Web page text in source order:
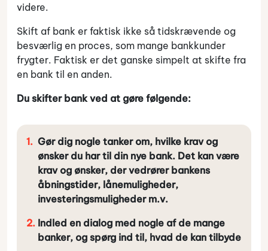
videre.
Skift af bank er faktisk ikke så tidskrævende og
besværlig en proces, som mange bankkunder
frygter. Faktisk er det ganske simpelt at skifte fra
en bank til en anden.
Du skifter bank ved at gøre følgende:
Gør dig nogle tanker om, hvilke krav og
ønsker du har til din nye bank. Det kan være
krav og ønsker, der vedrører bankens
åbningstider, lånemuligheder,
investeringsmuligheder m.v.
Indled en dialog med nogle af de mange
banker, og spørg ind til, hvad de kan tilbyde